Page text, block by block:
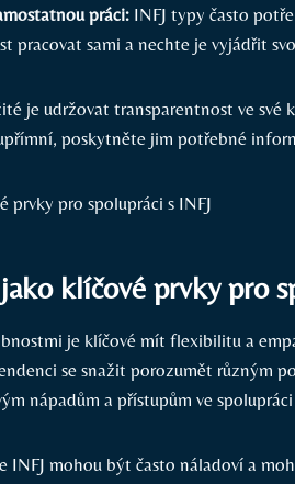
práci: INFJ typy často
pracovat sami a nechte je vyjádřit
je udržovat transparentnost ve své
poskytněte jim potřebné
klíčové prvky pro
je klíčové mít flexibilitu a
se snažit porozumět různým
nápadům a přístupům ve
mohou být často náladoví a